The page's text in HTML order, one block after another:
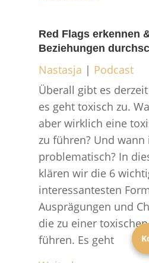
Red Flags erkennen
Beziehungen
Nastasja | Podcast
Überall gibt es
es geht toxisch zu.
aber wirklich eine
zu führen? Und
problematisch? In
klären wir die 6
interessantesten
Ausprägungen und
die zu einer
führen. Es geht